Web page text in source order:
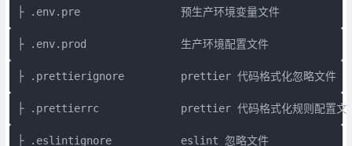
├ .env.pre                预生产环境变量文件
├ .env.prod               生产环境配置文件
├ .prettierignore         prettier 代码格式化忽略文件
├ .prettierrc             prettier 代码格式化规则配置文
├ .eslintignore           eslint 忽略文件